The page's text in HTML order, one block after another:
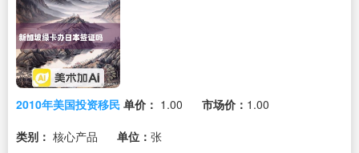
2010年美国投资移民 单价： 1.00 市场价： 1.00
类别： 核心产品 单位： 张